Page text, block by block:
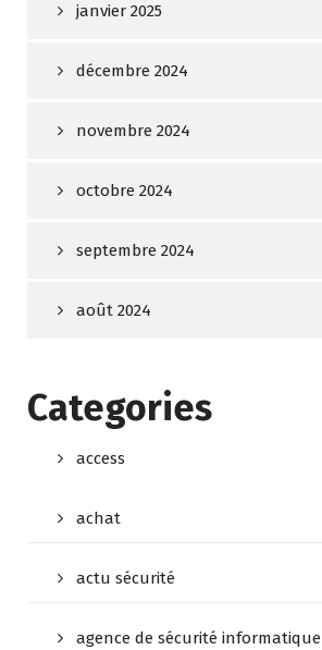
janvier 2025
décembre 2024
novembre 2024
octobre 2024
septembre 2024
août 2024
Categories
access
achat
actu sécurité
agence de sécurité informatique